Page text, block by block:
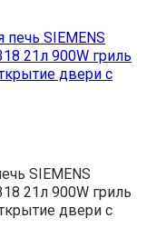
SIEMENS
21л 900W гриль
двери с